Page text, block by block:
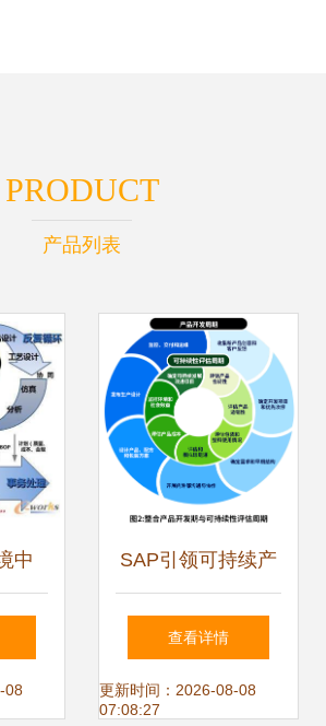
PRODUCT
产品列表
中
对
影
08
SAP引领可持续产
品创新，推动供应
链革新与循环经济
查看详情
更新时间：2026-08-08
07:08:27